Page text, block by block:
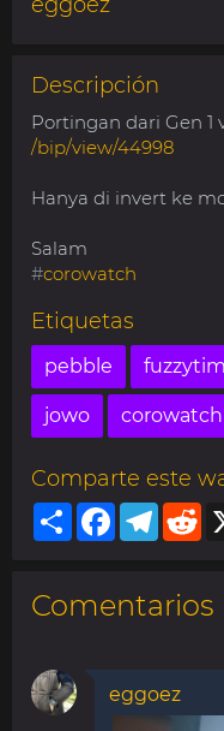
Descripción
Portingan dari Gen 1
/bip/view/44998
Hanya di invert ke
Salam
#corowatch
Etiquetas
pebble
jowo corowatch
Comparte este
ShareFacebook
Comentarios
eggoez